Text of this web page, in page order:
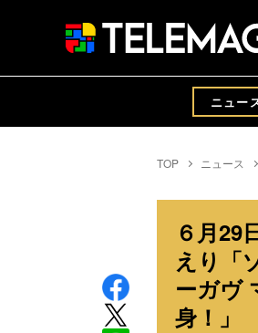
ニュー
TOP ニュース
６月29
えり「
ーガヴ
身！」